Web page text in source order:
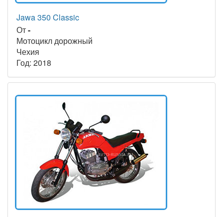
Jawa 350 Classic
От-
Мотоцикл дорожный
Чехия
Год: 2018